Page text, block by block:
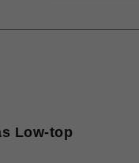
Low-top